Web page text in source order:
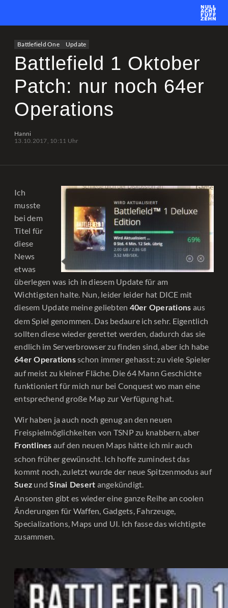
csstats.gg PUBG OP.GG PUBG Report
Battlefield One Update
Battlefield 1 Oktober
Patch: nur noch 64er
Operations
Hanni
13.10.2017, 10:11 Uhr
Ich
musste
bei dem
Titel für
diese
News
etwas
überlegen was ich in diesem Update für am
Wichtigsten halte. Nun, leider leider hat DICE mit
diesem Update meine geliebten 40er Operations aus
dem Spiel genommen. Das bedaure ich sehr. Eigentlich
sollten diese wieder gerettet werden, dadurch das sie
endlich im Serverbrowser zu finden sind, aber ich habe
64er Operationsschon immer gehasst: zu viele Spieler
auf meist zu kleiner Fläche. Die 64 Mann Geschichte
funktioniert für mich nur bei Conquest wo man eine
entsprechend große Map zur Verfügung hat.
Wir haben ja auch noch genug an den neuen
Freispielmöglichkeiten von TSNP zu knabbern, aber
Frontlines auf den neuen Maps hätte ich mir auch
schon früher gewünscht. Ich hoffe zumindest das
kommt noch, zuletzt wurde der neue Spitzenmodus auf
Suez undSinai Desert angekündigt.
Ansonsten gibt es wieder eine ganze Reihe an coolen
Änderungen für Waffen, Gadgets, Fahrzeuge,
Specializations, Maps und UI. Ich fasse das wichtigste
zusammen.